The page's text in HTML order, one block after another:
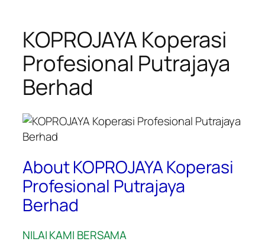
KOPROJAYA Koperasi
Profesional Putrajaya
Berhad
About KOPROJAYA Koperasi
Profesional Putrajaya
Berhad
NILAI KAMI BERSAMA